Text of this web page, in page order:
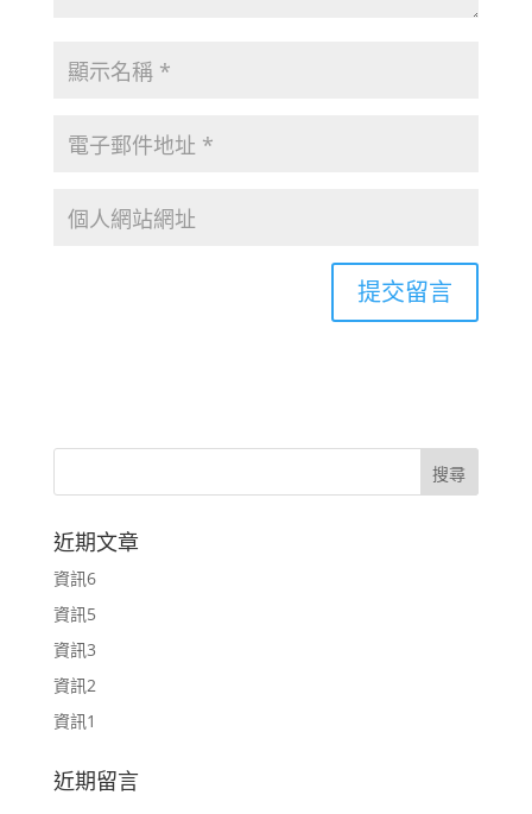
近期文章
資訊6
資訊5
資訊3
資訊2
資訊1
近期留言